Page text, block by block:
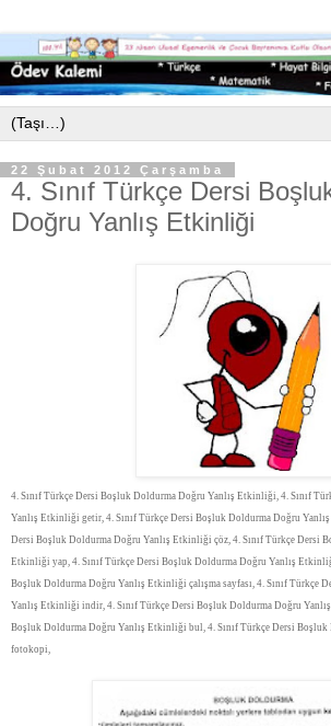
22 Şubat 2012 Çarşamba
4. Sınıf Türkçe Dersi
Doğru Yanlış Etkinliği
4. Sınıf Türkçe Dersi Boşluk Doldurma Doğru Yanlış Etkinliği, 4. Sınıf
Yanlış Etkinliği getir, 4. Sınıf Türkçe Dersi Boşluk Doldurma Doğru
Dersi Boşluk Doldurma Doğru Yanlış Etkinliği çöz, 4. Sınıf Türkçe Dersi
Etkinliği yap, 4. Sınıf Türkçe Dersi Boşluk Doldurma Doğru Yanlış
Boşluk Doldurma Doğru Yanlış Etkinliği çalışma sayfası, 4. Sınıf Türkçe
Yanlış Etkinliği indir, 4. Sınıf Türkçe Dersi Boşluk Doldurma Doğru
Boşluk Doldurma Doğru Yanlış Etkinliği bul, 4. Sınıf Türkçe Dersi
fotokopi,